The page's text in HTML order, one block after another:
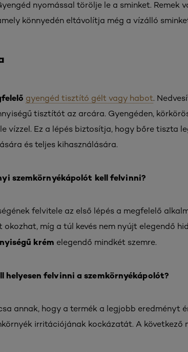
nyomással törölje le a sminket. Remek
könnyedén eltávolítja még a vízálló
gyengéd tisztító gélt vagy habot.
tisztítót az arcára. Gyengéden,
vízzel. Ez a lépés biztosítja, hogy bőre tiszta
és teljes kihasználására.
szemkörnyékápolót kell felvinni?
felvitele az első lépés a megfelelő
okozhat, míg a túl kevés nem nyújt elegendő
krém elegendő mindkét szemre.
helyesen felvinni a szemkörnyékápolót?
annak, hogy a termék a legjobb eredményt
irritációjának kockázatát. A következő